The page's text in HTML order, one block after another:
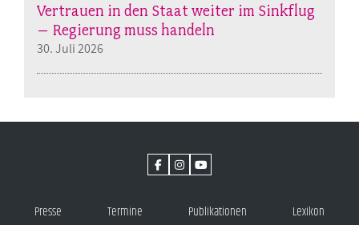
Vertrauen in den Staat weiter im Sinkflug
– Regierung muss handeln
30. Juli 2026
Presse Termine Publikationen Lexikon